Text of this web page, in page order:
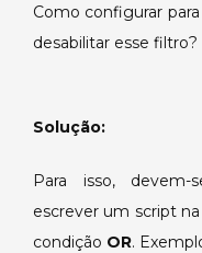
Como configurar
desabilitar esse filtro?
Solução:
Para isso, devem-
escrever um script na
condição OR.